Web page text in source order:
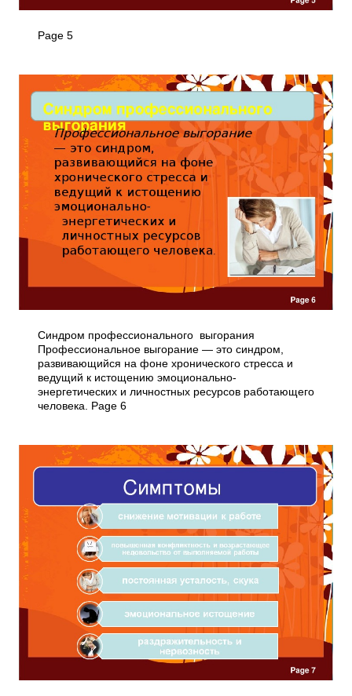
Page 5
Синдром профессионального выгорания
Профессиональное выгорание — это синдром,
развивающийся на фоне хронического стресса и
ведущий к истощению эмоционально-
энергетических и личностных ресурсов работающего
человека. Page 6